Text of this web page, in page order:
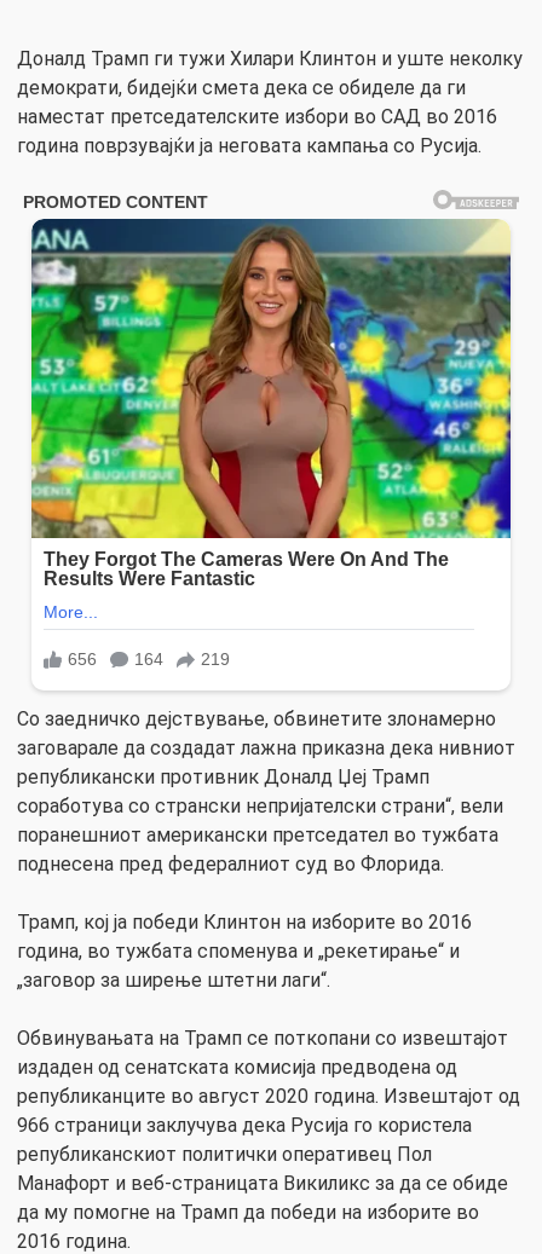
Доналд Трамп ги тужи Хилари Клинтон и уште неколку
демократи, бидејќи смета дека се обиделе да ги
наместат претседателските избори во САД во 2016
година поврзувајќи ја неговата кампања со Русија.
Со заедничко дејствување, обвинетите злонамерно
заговарале да создадат лажна приказна дека нивниот
републикански противник Доналд Џеј Трамп
соработува со странски непријателски страни“, вели
поранешниот американски претседател во тужбата
поднесена пред федералниот суд во Флорида.
Трамп, кој ја победи Клинтон на изборите во 2016
година, во тужбата споменува и „рекетирање“ и
„заговор за ширење штетни лаги“.
Обвинувањата на Трамп се поткопани со извештајот
издаден од сенатската комисија предводена од
републиканците во август 2020 година. Извештајот од
966 страници заклучува дека Русија го користела
републиканскиот политички оперативец Пол
Манафорт и веб-страницата Викиликс за да се обиде
да му помогне на Трамп да победи на изборите во
2016 година.